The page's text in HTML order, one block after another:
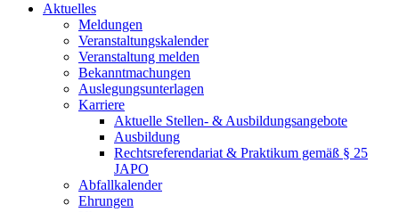
Aktuelles
Meldungen
Veranstaltungskalender
Veranstaltung melden
Bekanntmachungen
Auslegungsunterlagen
Karriere
Aktuelle Stellen- & Ausbildungsangebote
Ausbildung
Rechtsreferendariat & Praktikum gemäß § 25
JAPO
Abfallkalender
Ehrungen